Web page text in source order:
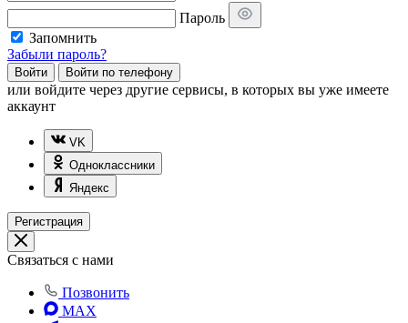
Пароль
Запомнить
Забыли пароль?
Войти Войти по телефону
или войдите через другие сервисы, в которых вы уже имеете
аккаунт
VK
Одноклассники
Яндекс
Регистрация
Связаться с нами
Позвонить
MAX